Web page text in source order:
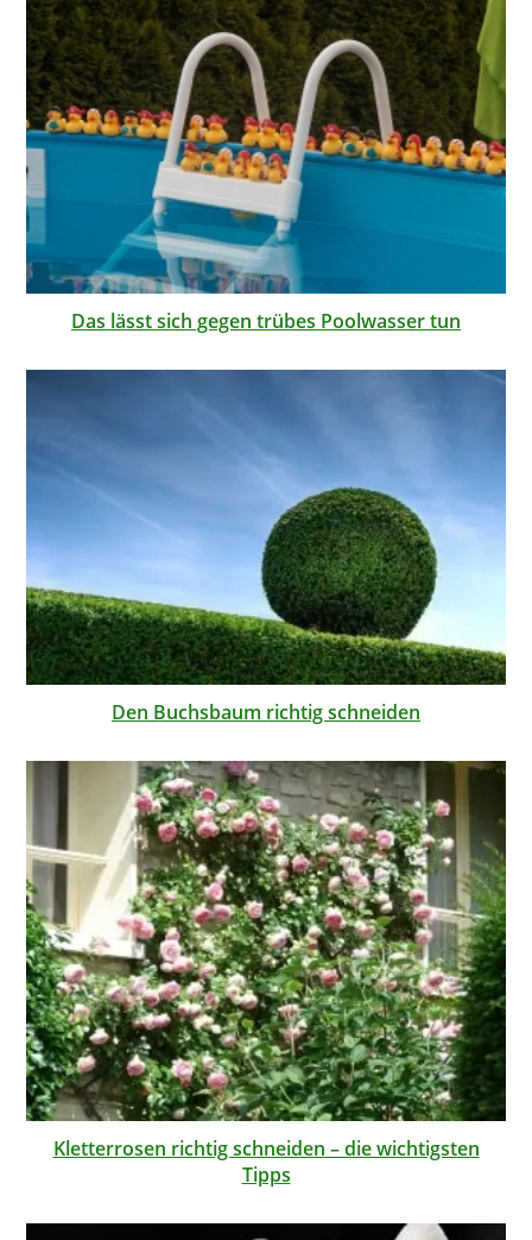
Das lässt sich gegen trübes Poolwasser tun
Den Buchsbaum richtig schneiden
Kletterrosen richtig schneiden – die wichtigsten
Tipps